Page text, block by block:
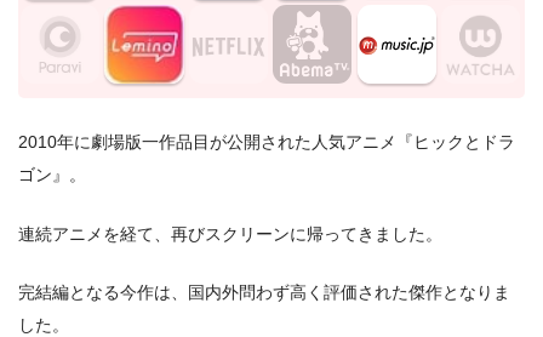
2010年に劇場版一作品目が公開された人気アニメ『ヒックとドラ
ゴン』。
連続アニメを経て、再びスクリーンに帰ってきました。
完結編となる今作は、国内外問わず高く評価された傑作となりま
した。